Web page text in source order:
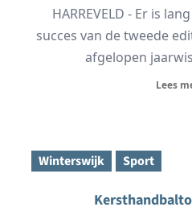
HARREVELD - Er is
succes van de tweede
afgelopen
Lees
Winterswijk Sport